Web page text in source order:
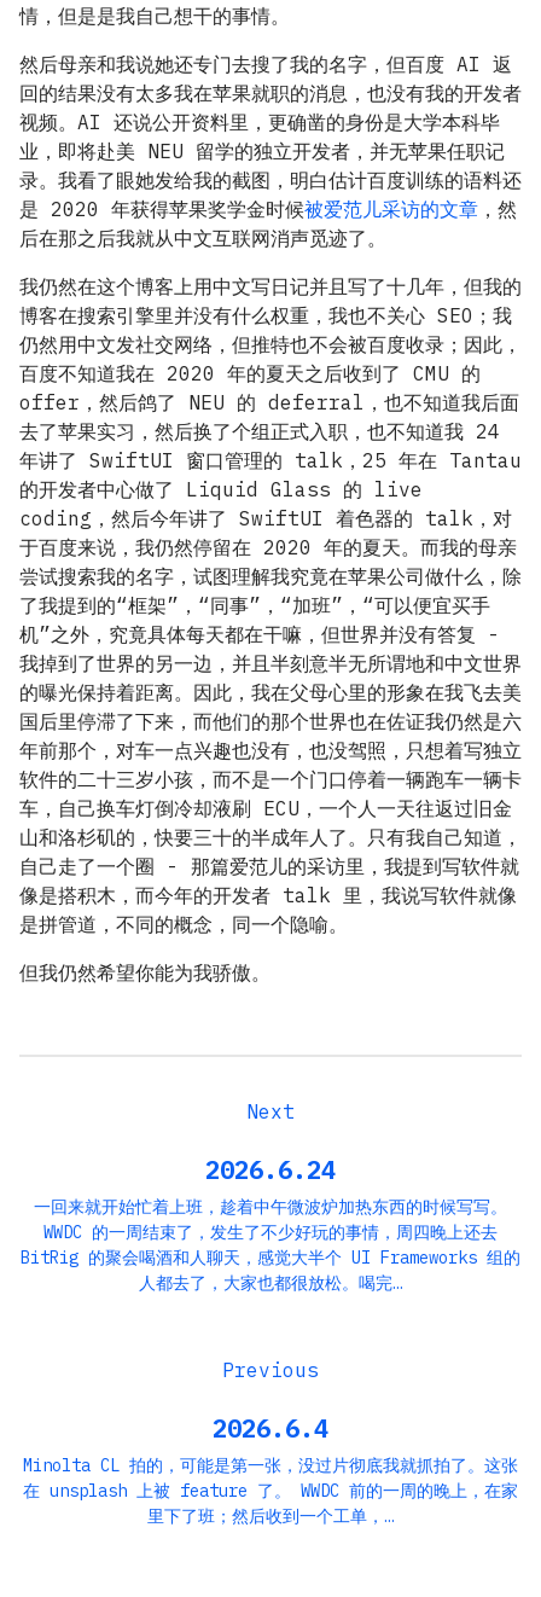
情，但是是我自己想干的事情。
然后母亲和我说她还专门去搜了我的名字，但百度 AI 返
回的结果没有太多我在苹果就职的消息，也没有我的开发者
视频。AI 还说公开资料里，更确凿的身份是大学本科毕
业，即将赴美 NEU 留学的独立开发者，并无苹果任职记
录。我看了眼她发给我的截图，明白估计百度训练的语料还
是 2020 年获得苹果奖学金时候被爱范儿采访的文章 ，然
后在那之后我就从中文互联网消声觅迹了。
我仍然在这个博客上用中文写日记并且写了十几年，但我的
博客在搜索引擎里并没有什么权重，我也不关心 SEO；我
仍然用中文发社交网络，但推特也不会被百度收录；因此，
百度不知道我在 2020 年的夏天之后收到了 CMU 的
offer，然后鸽了 NEU 的 deferral，也不知道我后面
去了苹果实习，然后换了个组正式入职，也不知道我 24
年讲了 SwiftUI 窗口管理的 talk，25 年在 Tantau
的开发者中心做了 Liquid Glass 的 live
coding，然后今年讲了 SwiftUI 着色器的 talk，对
于百度来说，我仍然停留在 2020 年的夏天。而我的母亲
尝试搜索我的名字，试图理解我究竟在苹果公司做什么，除
了我提到的“框架”，“同事”，“加班”，“可以便宜买手
机”之外，究竟具体每天都在干嘛，但世界并没有答复 -
我掉到了世界的另一边，并且半刻意半无所谓地和中文世界
的曝光保持着距离。因此，我在父母心里的形象在我飞去美
国后里停滞了下来，而他们的那个世界也在佐证我仍然是六
年前那个，对车一点兴趣也没有，也没驾照，只想着写独立
软件的二十三岁小孩，而不是一个门口停着一辆跑车一辆卡
车，自己换车灯倒冷却液刷 ECU，一个人一天往返过旧金
山和洛杉矶的，快要三十的半成年人了。只有我自己知道，
自己走了一个圈 - 那篇爱范儿的采访里，我提到写软件就
像是搭积木，而今年的开发者 talk 里，我说写软件就像
是拼管道，不同的概念，同一个隐喻。
但我仍然希望你能为我骄傲。
2026.6.24
一回来就开始忙着上班，趁着中午微波炉加热东西的时候写写。
WWDC 的一周结束了，发生了不少好玩的事情，周四晚上还去
BitRig 的聚会喝酒和人聊天，感觉大半个 UI Frameworks 组的
人都去了，大家也都很放松。喝完…
2026.6.4
Minolta CL 拍的，可能是第一张，没过片彻底我就抓拍了。这张
在 unsplash 上被 feature 了。 WWDC 前的一周的晚上，在家
里下了班；然后收到一个工单，…